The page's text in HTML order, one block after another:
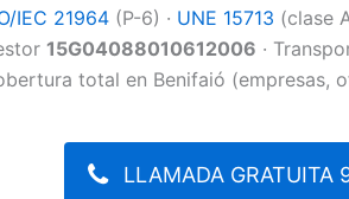
IEC 21964 (P-6) · UNE 15713 (clase
15G04088010612006 ·
total en Benifaió (empresas,
LLAMADA GRATUITA